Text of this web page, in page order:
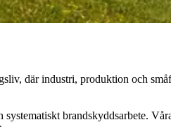
där industri, produktion och
brandskyddsarbete.